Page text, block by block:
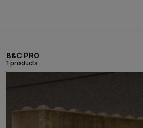
B&C PRO
1 products